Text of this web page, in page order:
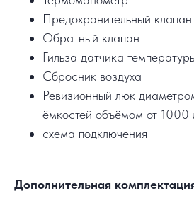
Предохранительный клапан
Обратный клапан
Гильза датчика
Сбросник воздуха
Ревизионный люк
ёмкостей объёмом от 1000
схема подключения
Дополнительная